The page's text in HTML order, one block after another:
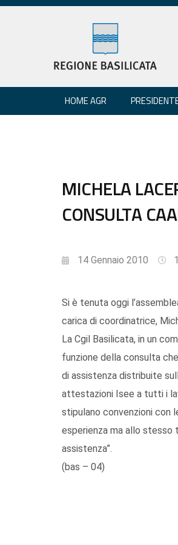
HOME AGR
MICHELA
CONSULTA
14 Gennaio 2010
Si è tenuta oggi
carica di coordinatrice,
La Cgil Basilicata, in un
funzione della consulta
di assistenza distribuite
attestazioni Isee a tutti i
stipulano convenzioni con
esperienza ma allo stesso
assistenza”.
(bas – 04)